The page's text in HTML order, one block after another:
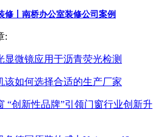
修丨南桥办公室装修公司案例
:
显微镜应用于沥青荧光检测
该如何选择合适的生产厂家
“创新性品牌”引领门窗行业创新升